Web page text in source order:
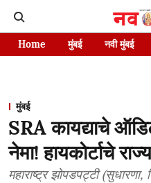
Home मुंबई नवी मुंबई
मुंबई
SRA कायद्याचे
नेमा! हायकोर्टाचे
महाराष्ट्र झोपडपट्टी (सुधारणा,